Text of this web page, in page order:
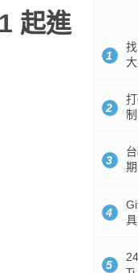
起進
1
2
3
4
5